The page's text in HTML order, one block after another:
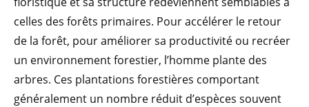
celles des forêts primaires. Pour accélérer le retour
de la forêt, pour améliorer sa productivité ou recréer
un environnement forestier, l’homme plante des
arbres. Ces plantations forestières comportant
généralement un nombre réduit d’espèces souvent